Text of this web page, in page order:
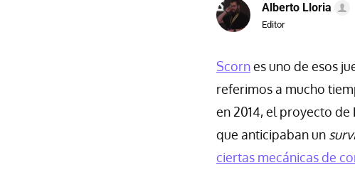
Alberto Lloria
Editor
Scornes uno de esos
referimos a mucho
en 2014, el proyecto de
que anticipaban un
ciertas mecánicas de